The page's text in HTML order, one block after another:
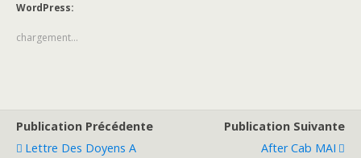
WordPress:
chargement…
Publication Précédente
Lettre Des Doyens A
Publication Suivante
After Cab MAI